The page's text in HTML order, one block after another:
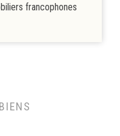
francophones